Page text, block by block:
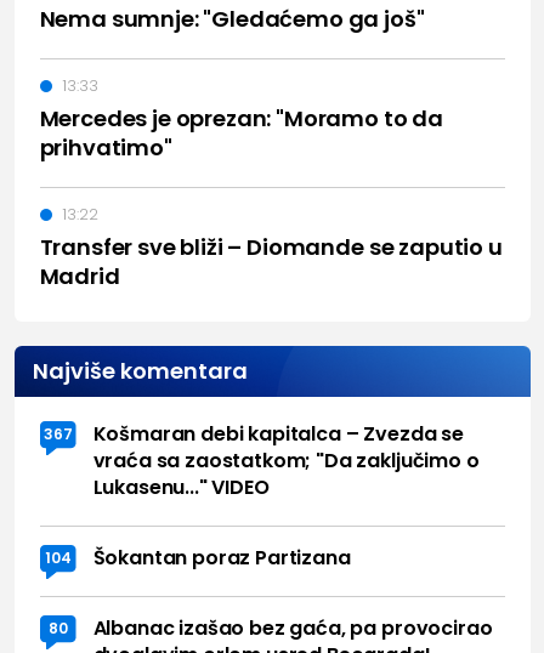
Nema sumnje: "Gledaćemo ga još"
Mercedes je oprezan: "Moramo to da
prihvatimo"
13:33
Transfer sve bliži – Diomande se zaputio u
Madrid
13:22
Najviše komentara
367
Košmaran debi kapitalca – Zvezda se
vraća sa zaostatkom; "Da zaključimo o
Lukasenu..." VIDEO
104 Šokantan poraz Partizana
80
Albanac izašao bez gaća, pa provocirao